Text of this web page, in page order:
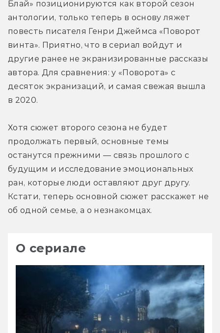
Блай» позиционируются как второй сезон
антологии, только теперь в основу ляжет
повесть писателя Генри Джеймса «Поворот
винта». Приятно, что в сериал войдут и
другие ранее не экранизированные рассказы
автора. Для сравнения: у «Поворота» с
десяток экранизаций, и самая свежая вышла
в 2020.
Хотя сюжет второго сезона не будет
продолжать первый, основные темы
останутся прежними — связь прошлого с
будущим и исследование эмоциональных
ран, которые люди оставляют друг другу.
Кстати, теперь основной сюжет расскажет не
об одной семье, а о незнакомцах.
О сериале